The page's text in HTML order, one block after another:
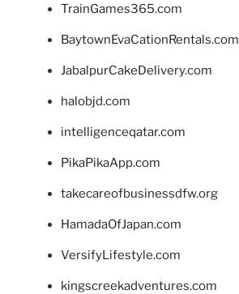
TrainGames365.com
BaytownEvaCationRentals.com
JabalpurCakeDelivery.com
halobjd.com
intelligenceqatar.com
PikaPikaApp.com
takecareofbusinessdfw.org
HamadaOfJapan.com
VersifyLifestyle.com
kingscreekadventures.com